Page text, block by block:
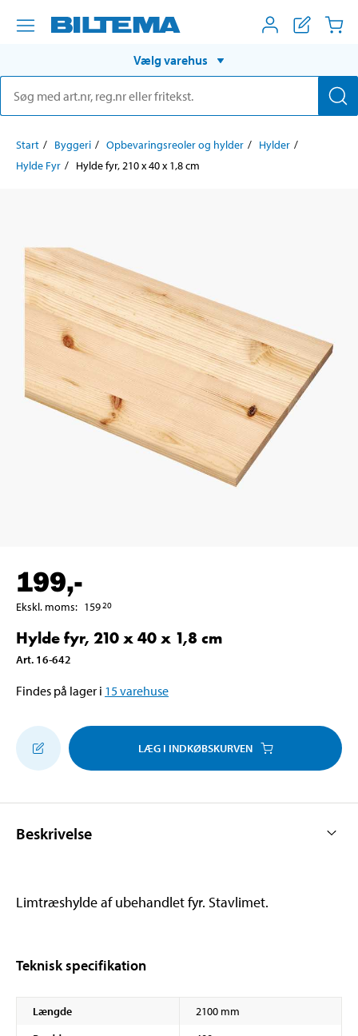
Vælg varehus
Start Byggeri Opbevaringsreoler og hylder
Hylder
Hylde Fyr
Hylde fyr, 210 x 40 x 1,8 cm
199,-
Ekskl. moms: 15920
Hylde fyr, 210 x 40 x 1,8 cm
Art. 16-642
Findes på lager i 15varehuse
LÆG I INDKØBSKURVEN
Beskrivelse
Limtræshylde af ubehandlet fyr. Stavlimet.
Teknisk specifikation
Længde
2100 mm